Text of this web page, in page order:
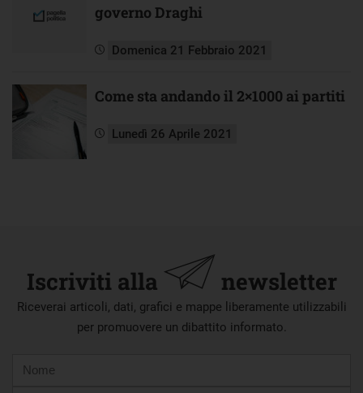
governo Draghi
Domenica 21 Febbraio 2021
Come sta andando il 2×1000 ai partiti
Lunedì 26 Aprile 2021
Iscriviti alla newsletter
Riceverai articoli, dati, grafici e mappe liberamente utilizzabili
per promuovere un dibattito informato.
mail